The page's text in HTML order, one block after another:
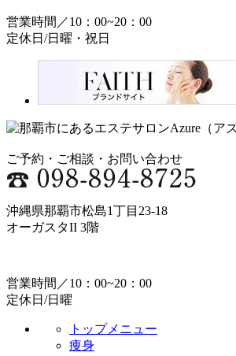
営業時間／10：00~20：00
定休日/日曜・祝日
ご予約・ご相談・お問い合わせ
沖縄県那覇市松島1丁目23-18
オーガスタII 3階
営業時間／10：00~20：00
定休日/日曜
トップメニュー
痩身